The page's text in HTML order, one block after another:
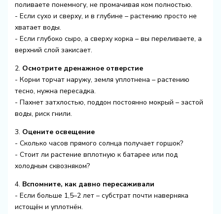
поливаете понемногу, не промачивая ком полностью.
- Если сухо и сверху, и в глубине – растению просто не
хватает воды.
- Если глубоко сыро, а сверху корка – вы переливаете, а
верхний слой закисает.
2. Осмотрите дренажное отверстие
- Корни торчат наружу, земля уплотнена – растению
тесно, нужна пересадка.
- Пахнет затхлостью, поддон постоянно мокрый – застой
воды, риск гнили.
3. Оцените освещение
- Сколько часов прямого солнца получает горшок?
- Стоит ли растение вплотную к батарее или под
холодным сквозняком?
4. Вспомните, как давно пересаживали
- Если больше 1,5–2 лет – субстрат почти наверняка
истощён и уплотнён.